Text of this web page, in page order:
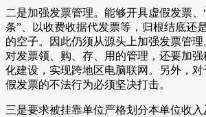
二是加强发票管理。能够开具虚假发票、
条”、以收费收据代发票等，归根结底还
的空子。因此仍须从源头上加强发票管
对发票领、购、存、用的管理，还要加
化建设，实现跨地区电脑联网。另外，
假发票的不法行为必须坚决打击。
三是要求被挂靠单位严格划分本单位收